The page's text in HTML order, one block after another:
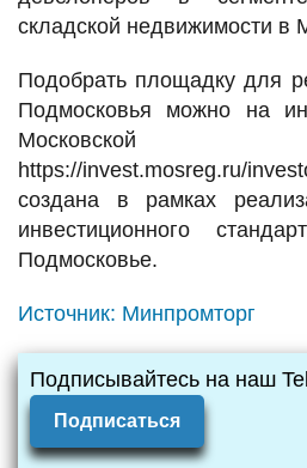
складской недвижимости в
Подобрать площадку для
Подмосковья можно на
Московской
https://invest.mosreg.ru/
создана в рамках
инвестиционного
Подмосковье.
Источник: Минпромторг
Подписывайтесь на наш
Подписаться